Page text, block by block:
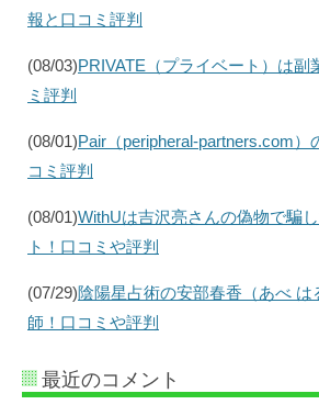
報と口コミ評判
(08/03)PRIVATE（プライベート）は副
ミ評判
(08/01)Pair（peripheral-partners.com）
コミ評判
(08/01)WithUは吉沢亮さんの偽物で騙
ト！口コミや評判
(07/29)陰陽星占術の安部春香（あべ は
師！口コミや評判
最近のコメント